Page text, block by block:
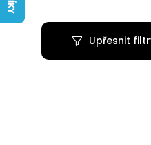
Nádobí
Upřesnit